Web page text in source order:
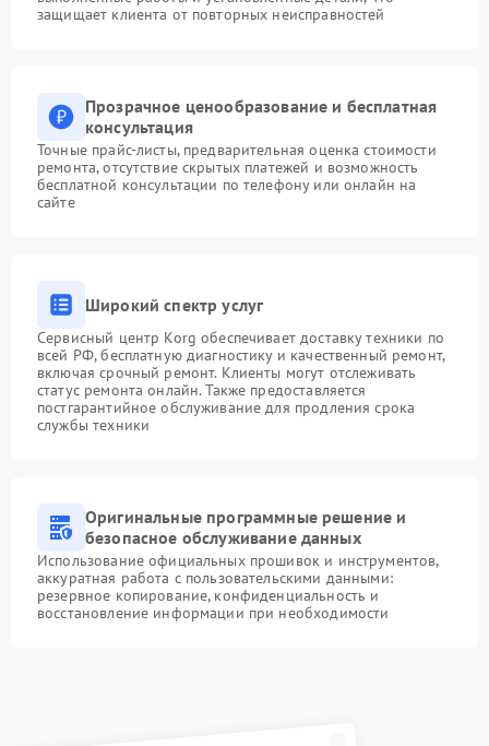
защищает клиента от повторных неисправностей
Прозрачное ценообразование и бесплатная
консультация
Точные прайс-листы, предварительная оценка стоимости
ремонта, отсутствие скрытых платежей и возможность
бесплатной консультации по телефону или онлайн на
сайте
Широкий спектр услуг
Сервисный центр Korg обеспечивает доставку техники по
всей РФ, бесплатную диагностику и качественный ремонт,
включая срочный ремонт. Клиенты могут отслеживать
статус ремонта онлайн. Также предоставляется
постгарантийное обслуживание для продления срока
службы техники
Оригинальные программные решение и
безопасное обслуживание данных
Использование официальных прошивок и инструментов,
аккуратная работа с пользовательскими данными:
резервное копирование, конфиденциальность и
восстановление информации при необходимости